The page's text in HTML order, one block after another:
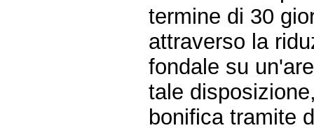
termine di 30
attraverso la
fondale su
tale
bonifica tramite